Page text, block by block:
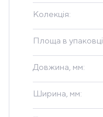
Колекція:
Площа в
Довжина, мм:
Ширина, мм: